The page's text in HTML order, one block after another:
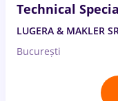
Technical
LUGERA & MAKLER
București